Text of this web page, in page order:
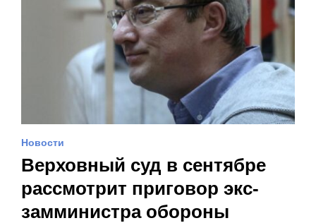
Новости
Верховный суд в сентябре
рассмотрит приговор экс-
замминистра обороны